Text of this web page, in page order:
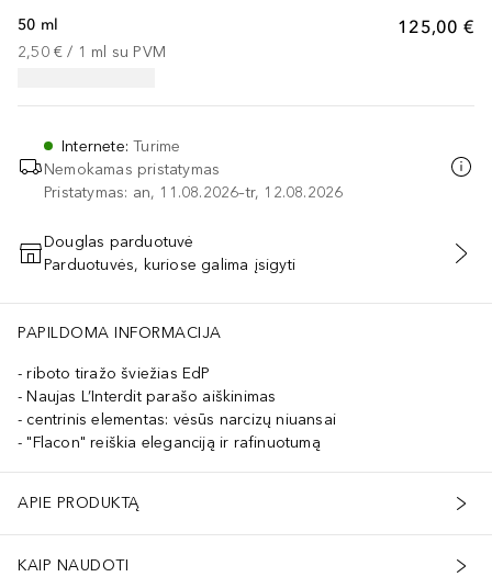
125,00 €
50 ml
2,50 € / 1 ml su PVM
Internete:Turime
Nemokamas pristatymas
Pristatymas: an, 11.08.2026–tr, 12.08.2026
PRIDĖTI Į KREPŠELĮ
Douglas parduotuvė
Parduotuvės, kuriose galima įsigyti
PAPILDOMA INFORMACIJA
riboto tiražo šviežias EdP
Naujas L’Interdit parašo aiškinimas
centrinis elementas: vėsūs narcizų niuansai
"Flacon" reiškia eleganciją ir rafinuotumą
APIE PRODUKTĄ
KAIP NAUDOTI